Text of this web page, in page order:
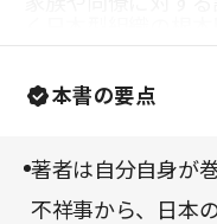
質をあぶり出し、
本書の要点
著者は自分自身が
不祥事から、日本